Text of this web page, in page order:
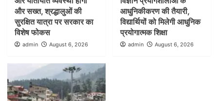
और सख्त, श्रद्धालुओं की
सुरक्षित यात्रा पर सरकार का
विशेष फोकस
admin August 6, 2026
आधुनिकीकरण की तैयारी,
विद्यार्थियों को मिलेगी आधुनिक
प्रयोगात्मक शिक्षा
admin August 6, 2026